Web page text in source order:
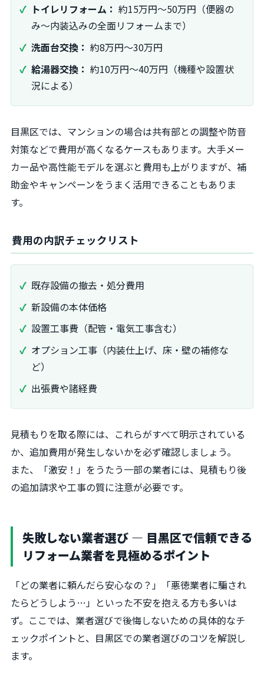
トイレリフォーム： 約15万円〜50万円（便器の
み〜内装込みの全面リフォームまで）
洗面台交換： 約8万円〜30万円
給湯器交換： 約10万円〜40万円（機種や設置状
況による）
目黒区では、マンションの場合は共有部との調整や防音
対策などで費用が高くなるケースもあります。大手メー
カー品や高性能モデルを選ぶと費用も上がりますが、補
助金やキャンペーンをうまく活用できることもありま
す。
費用の内訳チェックリスト
既存設備の撤去・処分費用
新設備の本体価格
設置工事費（配管・電気工事含む）
オプション工事（内装仕上げ、床・壁の補修な
ど）
出張費や諸経費
見積もりを取る際には、これらがすべて明示されている
か、追加費用が発生しないかを必ず確認しましょう。
また、「激安！」をうたう一部の業者には、見積もり後
の追加請求や工事の質に注意が必要です。
失敗しない業者選び ― 目黒区で信頼できる
リフォーム業者を見極めるポイント
「どの業者に頼んだら安心なの？」「悪徳業者に騙され
たらどうしよう…」といった不安を抱える方も多いは
ず。ここでは、業者選びで後悔しないための具体的なチ
ェックポイントと、目黒区での業者選びのコツを解説し
ます。